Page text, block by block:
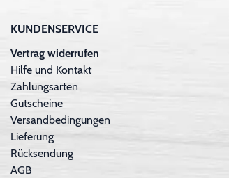
KUNDENSERVICE
Vertrag widerrufen
Hilfe und Kontakt
Zahlungsarten
Gutscheine
Versandbedingungen
Lieferung
Rücksendung
AGB